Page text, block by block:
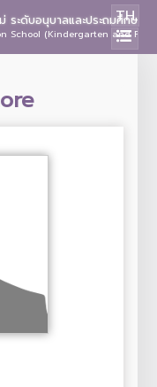
ระดับอนุบาลและประถมศึกษา
School (Kindergarten and
TH